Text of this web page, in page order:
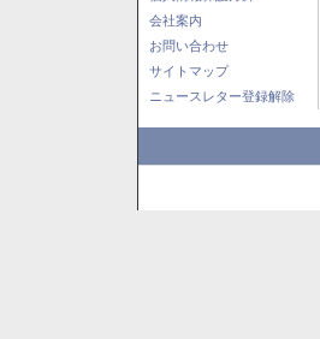
会社案内
お問い合わせ
サイトマップ
ニュースレター登録解除